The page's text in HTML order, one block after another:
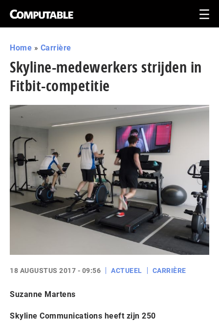
Home » Carrière
Skyline-medewerkers strijden in
Fitbit-competitie
18 AUGUSTUS 2017 - 09:56 ACTUEEL CARRIÈRE
Suzanne Martens
Skyline Communications heeft zijn 250